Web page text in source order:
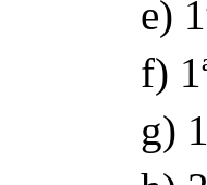
e)
f)
g)